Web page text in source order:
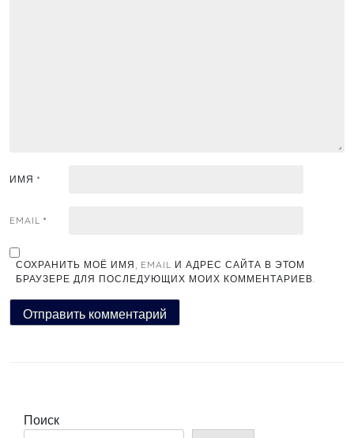
ИМЯ *
EMAIL *
СОХРАНИТЬ МОЁ ИМЯ, EMAIL И АДРЕС САЙТА В ЭТОМ
БРАУЗЕРЕ ДЛЯ ПОСЛЕДУЮЩИХ МОИХ КОММЕНТАРИЕВ.
Поиск